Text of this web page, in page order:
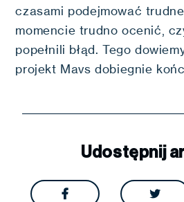
czasami podejmować
momencie trudno ocenić,
popełnili błąd. Tego
projekt Mavs dobiegnie
Udostępnij
 